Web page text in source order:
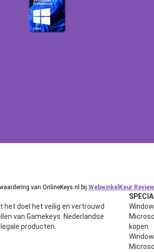
van OnlineKeys.nl bij WebwinkelKeur
het doel het veilig en vertrouwd
van Gamekeys. Nederlandse
producten.
kopen